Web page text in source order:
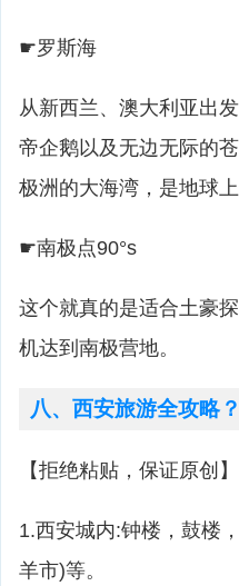
☛罗斯海
从新西兰、澳大利亚出
帝企鹅以及无边无际的
极洲的大海湾，是地球
☛南极点90°s
这个就真的是适合土豪
机达到南极营地。
八、西安旅游全攻略？
【拒绝粘贴，保证原创】
1.西安城内:钟楼，鼓楼
羊市)等。